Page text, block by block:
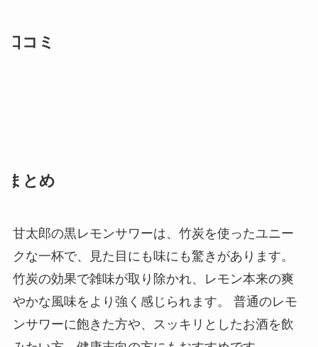
口コミ
まとめ
甘太郎の黒レモンサワーは、竹炭を使ったユニー
クな一杯で、見た目にも味にも驚きがあります。
竹炭の効果で雑味が取り除かれ、レモン本来の爽
やかな風味をより強く感じられます。 普通のレモ
ンサワーに飽きた方や、スッキリとしたお酒を飲